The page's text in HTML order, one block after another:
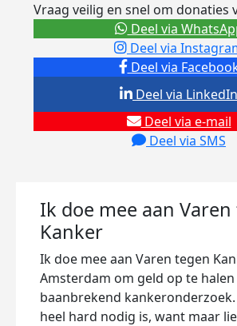
Vraag veilig en snel om donaties
Deel via
Deel via
Deel via e-mail
Deel via SMS
Deel via LinkedIn
Deel via
Ik doe mee aan Varen
Kanker
Ik doe mee aan Varen tegen
Amsterdam om geld op te
baanbrekend
heel hard nodig is, want maar